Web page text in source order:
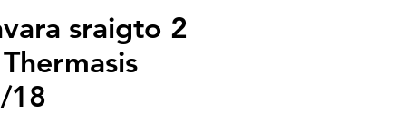
sraigto 2
18